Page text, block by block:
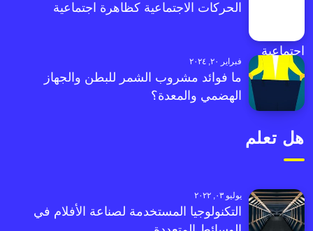
الحركات الاجتماعية كظاهرة اجتماعية
فبراير ٢٠, ٢٠٢٤
ما فوائد مشروب الشمر للبطن والجهاز
الهضمي والمعدة؟
هل تعلم
يوليو ٠٣, ٢٠٢٢
التكنولوجيا المستخدمة لصناعة الأفلام في